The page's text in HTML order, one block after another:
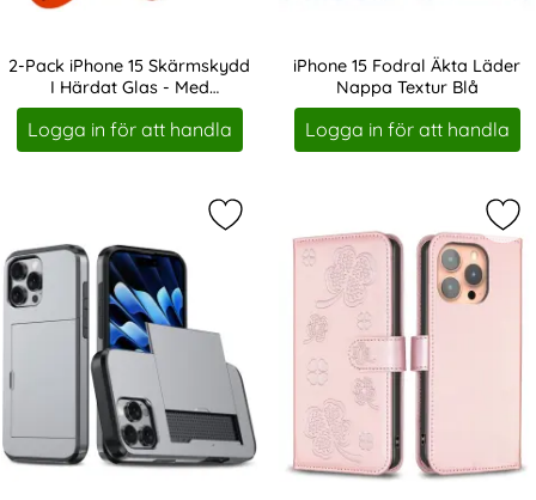
2-Pack iPhone 15 Skärmskydd
I Härdat Glas - Med
Monteringsram
Art. nr 246476
Logga in för att handla
iPhone 15 Fodral Äkta Läder
Nappa Textur Blå
Art. nr 221819
Logga in för att handla
Markera iPhone 16 Pro Skal Med